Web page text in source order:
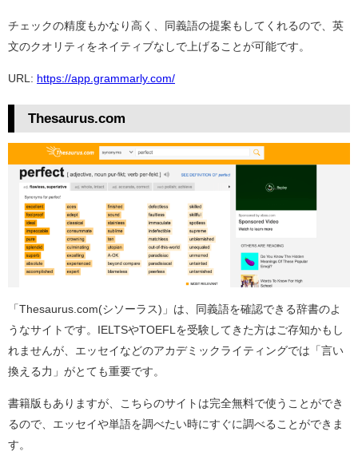
チェックの精度もかなり高く、同義語の提案もしてくれるので、英
文のクオリティをネイティブなしで上げることが可能です。
URL: https://app.grammarly.com/
Thesaurus.com
「Thesaurus.com(シソーラス)」は、同義語を確認できる辞書のよ
うなサイトです。IELTSやTOEFLを受験してきた方はご存知かもし
れませんが、エッセイなどのアカデミックライティングでは「言い
換える力」がとても重要です。
書籍版もありますが、こちらのサイトは完全無料で使うことができ
るので、エッセイや単語を調べたい時にすぐに調べることができま
す。